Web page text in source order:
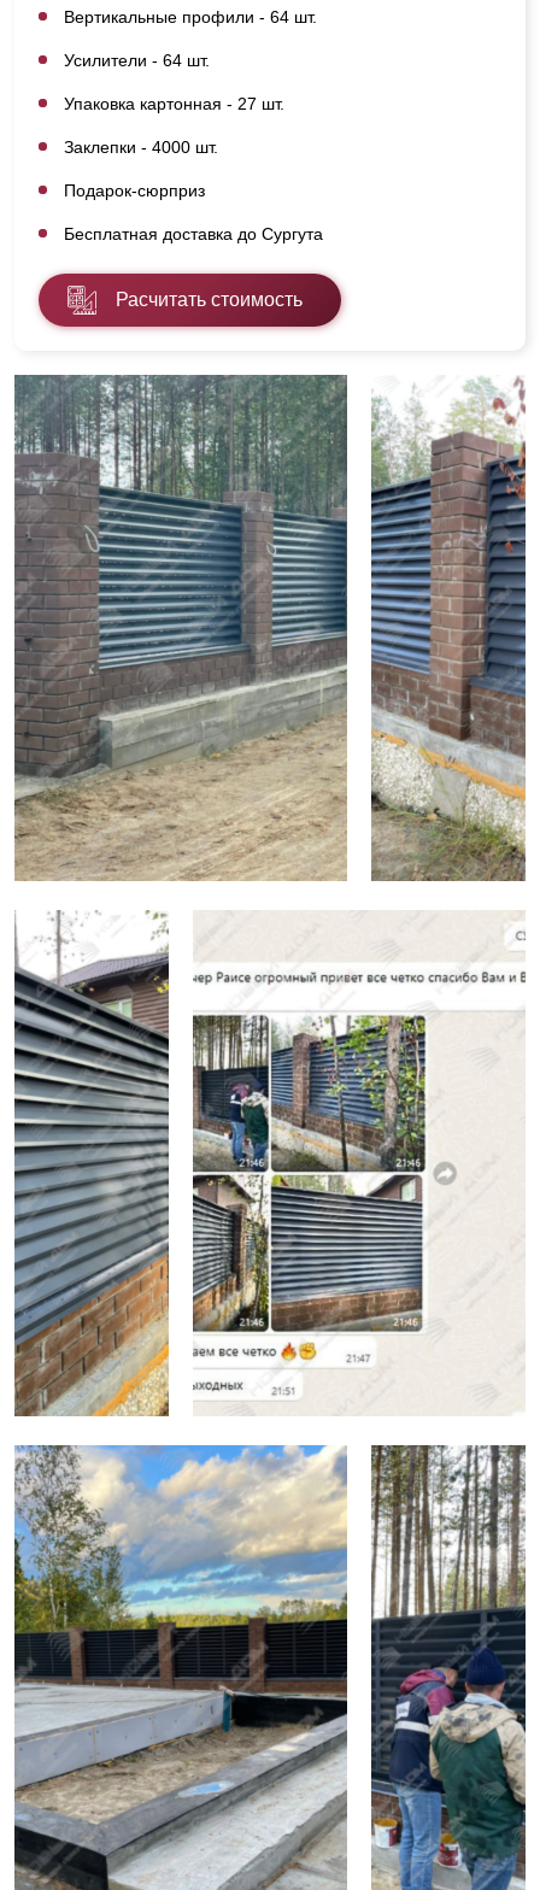
Вертикальные профили - 64 шт.
Усилители - 64 шт.
Упаковка картонная - 27 шт.
Заклепки - 4000 шт.
Подарок-сюрприз
Бесплатная доставка до Сургута
Расчитать стоимость